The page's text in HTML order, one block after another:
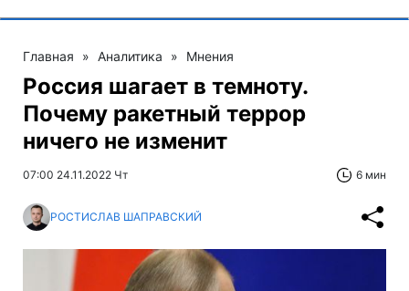
Главная » Аналитика » Мнения
Россия шагает в темноту.
Почему ракетный террор
ничего не изменит
07:00 24.11.2022 Чт 6 мин
РОСТИСЛАВ ШАПРАВСКИЙ